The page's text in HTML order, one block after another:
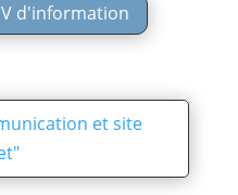
d'information
et site